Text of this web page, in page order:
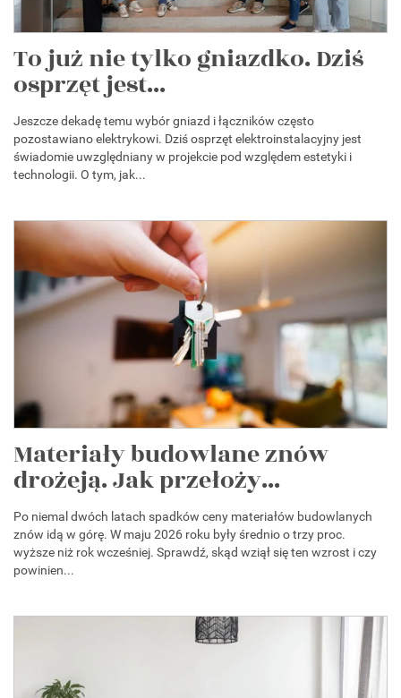
To już nie tylko gniazdko. Dziś
osprzęt jest...
Jeszcze dekadę temu wybór gniazd i łączników często
pozostawiano elektrykowi. Dziś osprzęt elektroinstalacyjny jest
świadomie uwzględniany w projekcie pod względem estetyki i
technologii. O tym, jak...
Materiały budowlane znów
drożeją. Jak przełoży...
Po niemal dwóch latach spadków ceny materiałów budowlanych
znów idą w górę. W maju 2026 roku były średnio o trzy proc.
wyższe niż rok wcześniej. Sprawdź, skąd wziął się ten wzrost i czy
powinien...